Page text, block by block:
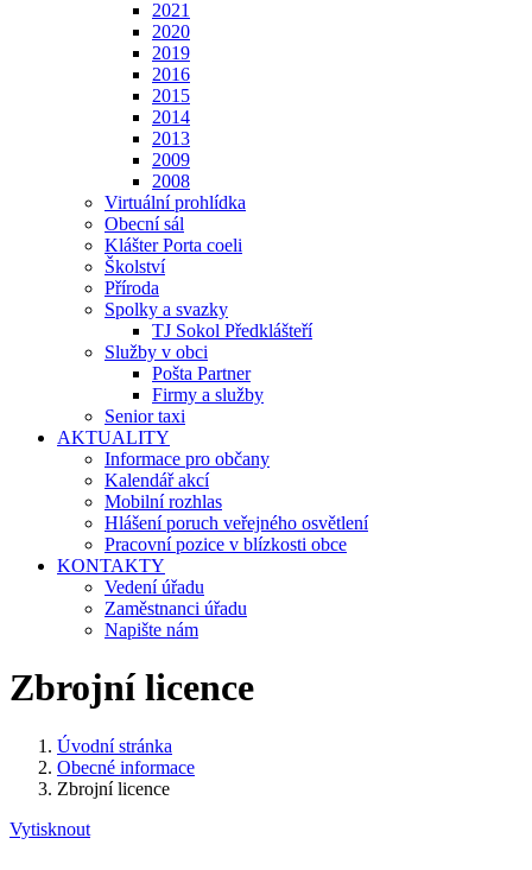
2021
2020
2019
2016
2015
2014
2013
2009
2008
Virtuální prohlídka
Obecní sál
Klášter Porta coeli
Školství
Příroda
Spolky a svazky
TJ Sokol Předklášteří
Služby v obci
Pošta Partner
Firmy a služby
Senior taxi
AKTUALITY
Informace pro občany
Kalendář akcí
Mobilní rozhlas
Hlášení poruch veřejného osvětlení
Pracovní pozice v blízkosti obce
KONTAKTY
Vedení úřadu
Zaměstnanci úřadu
Napište nám
Zbrojní licence
Úvodní stránka
Obecné informace
Zbrojní licence
Vytisknout